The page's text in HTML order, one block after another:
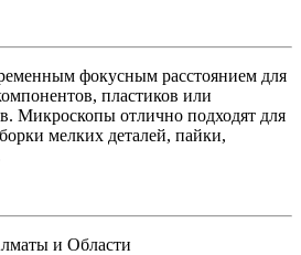
фокусным расстоянием для
пластиков или
Микроскопы отлично подходят для
мелких деталей, пайки,
и Области